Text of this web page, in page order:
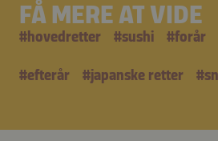
FÅ MERE AT VIDE
#hovedretter #sushi #forår
#efterår #japanske retter #